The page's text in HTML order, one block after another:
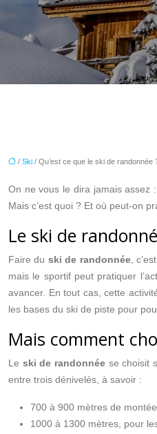
/ Ski / Qu’est ce que le ski de randonnée
On ne vous le dira jamais assez
Mais c’est quoi ? Et où peut-on
Le ski de
Faire du ski de randonnée,
mais le sportif peut pratiquer
avancer. En tout cas, cette
les bases du ski de piste pour
Mais comment
Le ski de randonnée se choisit
entre trois dénivelés, à savoir :
700 à 900 mètres de
1000 à 1300 mètres, pour